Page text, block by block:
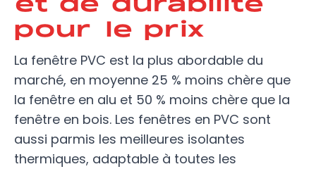
pour le prix
La fenêtre PVC est la plus abordable du
marché, en moyenne 25 % moins chère que
la fenêtre en alu et 50 % moins chère que la
fenêtre en bois. Les fenêtres en PVC sont
aussi parmis les meilleures isolantes
thermiques, adaptable à toutes les